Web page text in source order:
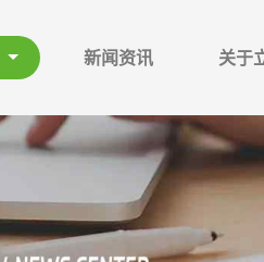
新闻资讯 关于